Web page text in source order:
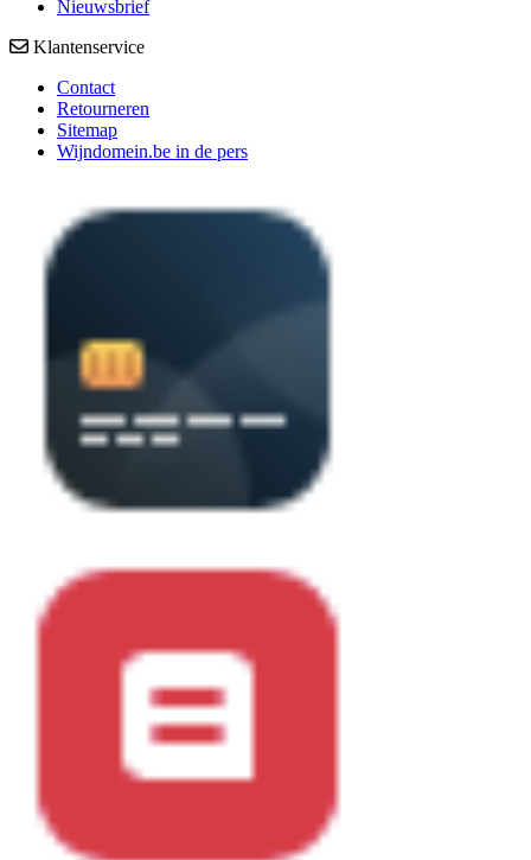
Nieuwsbrief
Klantenservice
Contact
Retourneren
Sitemap
Wijndomein.be in de pers